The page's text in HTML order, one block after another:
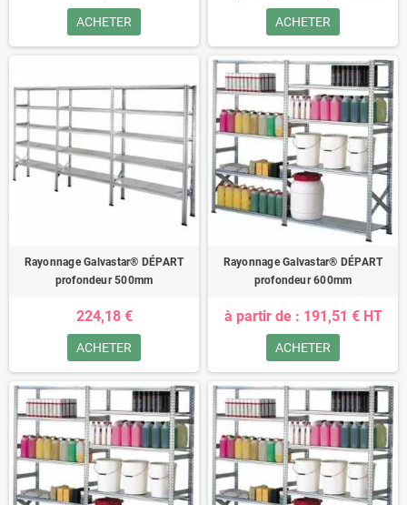
ACHETER ACHETER
Rayonnage Galvastar® DÉPART
profondeur 500mm
224,18 €
ACHETER
Rayonnage Galvastar® DÉPART
profondeur 600mm
à partir de : 191,51 € HT
ACHETER